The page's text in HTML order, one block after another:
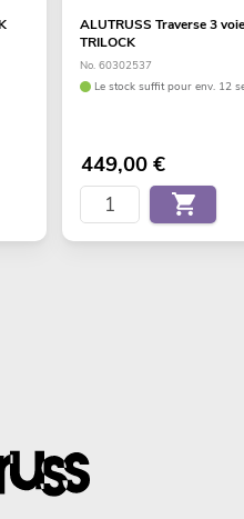
ALUTRUSS Traverse 3
TRILOCK
No. 60302537
Le stock suffit pour env. 12
449,00€